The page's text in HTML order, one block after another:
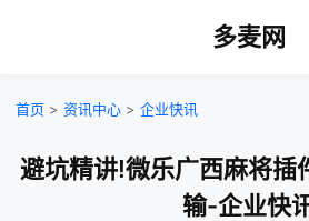
多麦网
首页 > 资讯中心 > 企业快讯
避坑精讲!微乐广西麻将插
输-企业快